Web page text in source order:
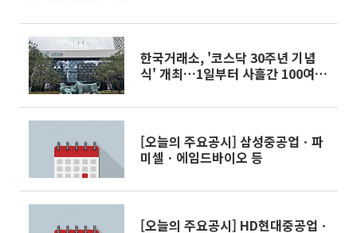
한국거래소, '코스닥 30주년 기념
식' 개최…1일부터 사흘간 100여개
[오늘의 주요공시] 삼성중공업ㆍ파
미셀ㆍ에임드바이오 등
[오늘의 주요공시] HD현대중공업ㆍ